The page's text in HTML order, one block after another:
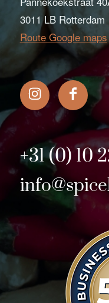
3011 LB Rotterdam
Route Google maps
+31 (0) 10